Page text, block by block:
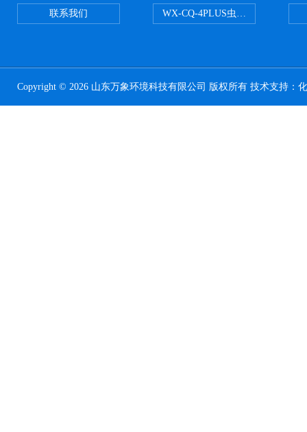
联系我们 WX-CQ-4PLUS虫情测报灯
Copyright © 2026 山东万象环境科技有限公司 版权所有 技术支持：